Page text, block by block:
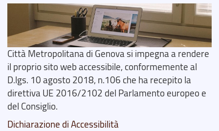
Città Metropolitana di Genova si impegna a rendere
il proprio sito web accessibile, conformemente al
D.lgs. 10 agosto 2018, n.106 che ha recepito la
direttiva UE 2016/2102 del Parlamento europeo e
del Consiglio.
Dichiarazione di Accessibilità